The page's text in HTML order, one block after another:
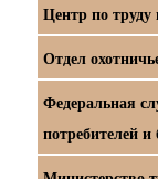
Центр по
Отдел
Федеральная
потребителей